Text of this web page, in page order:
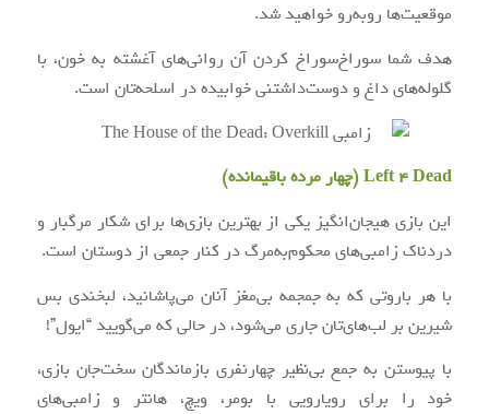
موقعیت‌ها روبه‌رو خواهید شد.
هدف شما سوراخ‌سوراخ کردن آن روانی‌های آغشته به خون، با
گلوله‌های داغ و دوست‌داشتنی خوابیده در اسلحه‌تان است.
Left 4 Dead (چهار مرده باقیمانده)
این بازی هیجان‌انگیز یکی از بهترین بازی‌ها برای شکار مرگبار و
دردناک زامبی‌های محکوم‌به‌مرگ در کنار جمعی از دوستان است.
با هر باروتی که به جمجمه بی‌‌مغز آنان می‌پاشانید، لبخندی بس
شیرین بر لب‌های‌تان جاری می‌شود، در حالی که می‌گویید “ایول”!
با پیوستن به جمع بی‌نظیر چهارنفری بازماندگان سخت‌جان بازی،
خود را برای رویارویی با بومر، ویچ، هانتر و زامبی‌های